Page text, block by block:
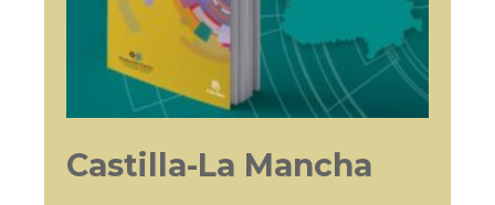
Castilla-La Mancha